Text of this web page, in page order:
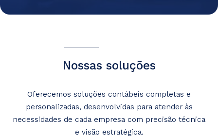
Nossas soluções
Oferecemos soluções contábeis completas e
personalizadas, desenvolvidas para atenderàs
necessidades de cada empresa com precisão técnica
e visão estratégica.